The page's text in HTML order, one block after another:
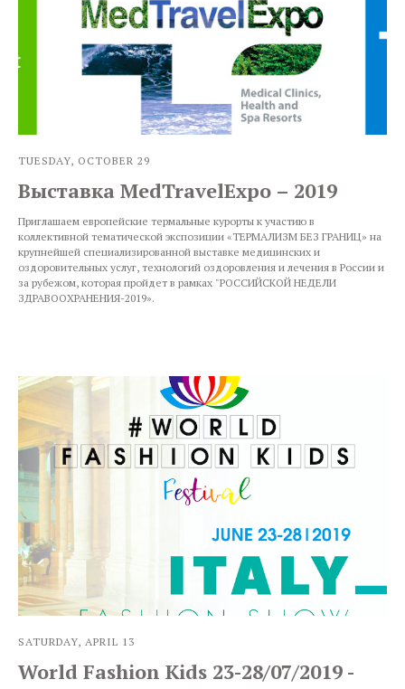
TUESDAY, OCTOBER 29
Выставка MedTravelExpo – 2019
Приглашаем европейские термальные курорты к участию в
коллективной тематической экспозиции «ТЕРМАЛИЗМ БЕЗ ГРАНИЦ» на
крупнейшей специализированной выставке медицинских и
оздоровительных услуг, технологий оздоровления и лечения в России и
за рубежом, которая пройдет в рамках "РОССИЙСКОЙ НЕДЕЛИ
ЗДРАВООХРАНЕНИЯ-2019».
SATURDAY, APRIL 13
World Fashion Kids 23-28/07/2019 -